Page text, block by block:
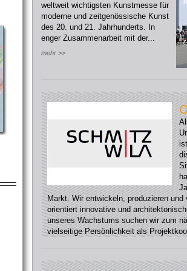
weltweit wichtigsten Kunstmesse für
moderne und zeitgenössische Kunst
des 20. und 21. Jahrhunderts. In
enger Zusammenarbeit mit der...
mehr >>
Markt. Wir entwickeln, produzieren und
orientiert innovative und
unseres Wachstums suchen wir zum
vielseitige Persönlichkeit als